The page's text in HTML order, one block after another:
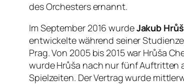
des Orchesters ernannt.
Im September 2016 wurdeJakub
entwickelte während seiner
Prag. Von 2005 bis 2015 war Hrůša
wurde Hrůša nach nur fünf Auftritten
Spielzeiten. Der Vertrag wurde